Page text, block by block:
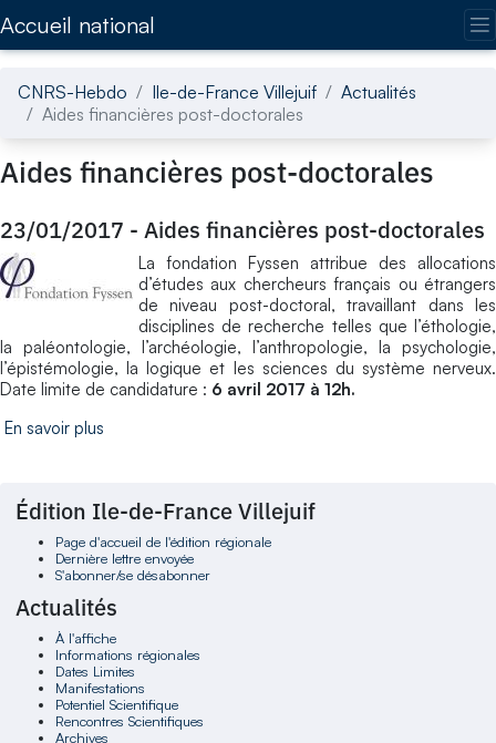
Accueil national
CNRS-Hebdo Ile-de-France Villejuif
Actualités
Aides financières post-doctorales
Aides financières post-doctorales
23/01/2017 - Aides financières post-doctorales
La fondation Fyssen attribue des allocations
d’études aux chercheurs français ou étrangers
de niveau post-doctoral, travaillant dans les
disciplines de recherche telles que l’éthologie,
la paléontologie, l’archéologie, l’anthropologie, la psychologie,
l’épistémologie, la logique et les sciences du système nerveux.
Date limite de candidature : 6 avril 2017 à 12h.
En savoir plus
Édition Ile-de-France Villejuif
Page d'accueil de l'édition régionale
Dernière lettre envoyée
S'abonner/se désabonner
Actualités
À l'affiche
Informations régionales
Dates Limites
Manifestations
Potentiel Scientifique
Rencontres Scientifiques
Archives